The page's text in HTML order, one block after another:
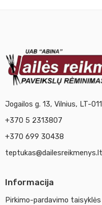
Jogailos g. 13, Vilnius, LT-
+370 5 2313807
+370 699 30438
teptukas@dailesreikmenys.lt
Informacija
Pirkimo-pardavimo taisyklės